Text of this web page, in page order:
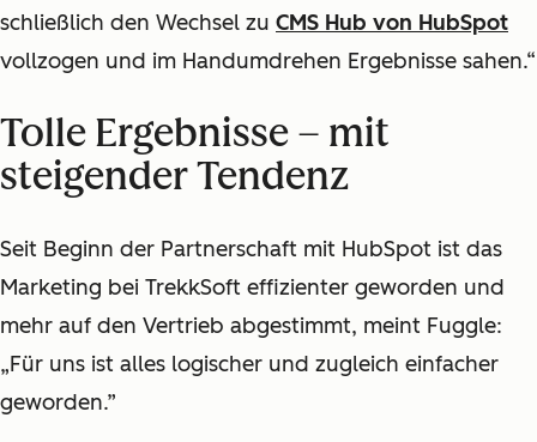
schließlich den Wechsel zu CMS Hub von HubSpot
vollzogen und im Handumdrehen Ergebnisse sahen.“
Tolle Ergebnisse – mit
steigender Tendenz
Seit Beginn der Partnerschaft mit HubSpot ist das
Marketing bei TrekkSoft effizienter geworden und
mehr auf den Vertrieb abgestimmt, meint Fuggle:
„Für uns ist alles logischer und zugleich einfacher
geworden.”